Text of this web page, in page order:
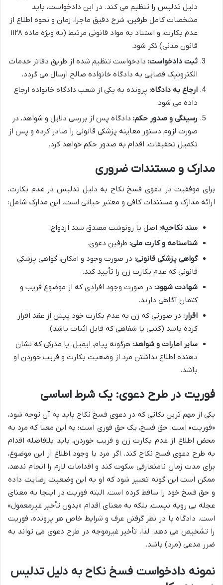
دلیل تدلیس را تنظیم می کند. در این دادخواست، باید
مشخصات کامل طرفین، شرح دقیق ماجرا، زمان و نحوه اطلاع از
عدم بکارت، و استناد به مواد قانونی مرتبط (به ویژه ماده ۱۱۲۸
قانون مدنی) ذکر شود.
ثبت دادخواست: دادخواست تنظیم شده از طریق دفاتر خدمات
الکترونیک قضایی به دادگاه خانواده صالح ارسال می گردد.
ارجاع به دادگاه: پرونده به یکی از شعب دادگاه خانواده ارجاع
داده می شود.
رسیدگی و صدور حکم: دادگاه پس از بررسی دلایل و شواهد، در
صورت لزوم دستور معاینه پزشکی قانونی را صادر کرده و پس از
تکمیل تحقیقات، اقدام به صدور حکم خواهد کرد.
مدارک و مستندات ضروری
برای موفقیت در دعوی فسخ نکاح به دلیل تدلیس در عدم بکارت،
ارائه مدارک و مستندات کافی و معتبر حیاتی است. این مدارک شامل:
سند نکاحیه: اصل یا رونوشت مصدق سند ازدواج.
شناسنامه و کارت ملی: طرفین دعوی.
گواهی پزشکی قانونی: در صورت وجود و امکان، گواهی پزشکی
قانونی که عدم بکارت زن را تأیید کند.
شهادت شهود: در صورت وجود افرادی که از موضوع فریب و
کتمان آگاهی دارند.
اقرار: در صورتی که زن به عدم بکارت خود پیش از عقد اقرار
کرده باشد (کتبی یا شفاهی که قابل اثبات باشد).
سایر امارات و شواهد: هرگونه پیام، ایمیل، یا مدرکی که نشان
دهنده اطلاع نداشتن مرد از وضعیت بکارت و فریب خوردن او
باشد.
فوریت در طرح دعوی: یک شرط اساسی
یکی از مهم ترین نکاتی که در دعوی فسخ نکاح باید به آن توجه شود،
«فوریت» است. حق فسخ، یک حق فوری است؛ به این معنا که مرد به
محض اطلاع از عدم بکارت زن و فریب خوردن، باید بلافاصله اقدام
به طرح دعوی فسخ نکاح کند. اگر مرد با وجود اطلاع از این موضوع،
برای مدت زمان نامتعارفی سکوت کند و اقدامات لازم را انجام ندهد،
ممکن است این گونه تعبیر شود که او به این وضعیت رضایت داده
و حق فسخ خود را ساقط کرده است. البته فوریت در اینجا به معنای
عجله بی رویه نیست، بلکه به معنای اقدام «بدون تأخیر غیرمعمول»
است. دادگاه با در نظر گرفتن عرف و شرایط خاص هر پرونده، فوریت
را تشخیص می دهد. لذا، تأخیر غیرموجه در طرح دعوی می تواند به
ضرر مدعی (مرد) باشد.
نمونه دادخواست فسخ نکاح به دلیل تدلیس